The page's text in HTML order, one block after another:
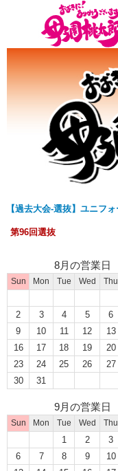
第96回選抜
8月の営業日
Sun Mon Tue Wed Thu
2
3 4 5 6
9
10 11 12 13
16
17 18 19 20
23
24 25 26 27
30
31
9月の営業日
Sun Mon Tue Wed Thu
1 2 3
6
7 8 9 10